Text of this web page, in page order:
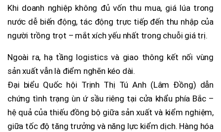
Khi doanh nghiệp không đủ vốn thu mua, giá lúa trong
nước dễ biến động, tác động trực tiếp đến thu nhập của
người trồng trọt – mắt xích yếu nhất trong chuỗi giá trị.
Ngoài ra, hạ tầng logistics và giao thông kết nối vùng
sản xuất vẫn là điểm nghẽn kéo dài.
Đại biểu Quốc hội Trịnh Thị Tú Anh (Lâm Đồng) dẫn
chứng tình trạng ùn ứ sầu riêng tại cửa khẩu phía Bắc –
hệ quả của thiếu đồng bộ giữa sản xuất và kiểm nghiệm,
giữa tốc độ tăng trưởng và năng lực kiểm dịch. Hàng hóa